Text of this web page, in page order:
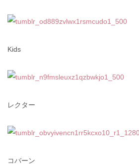
Kids
レクター
コバーン